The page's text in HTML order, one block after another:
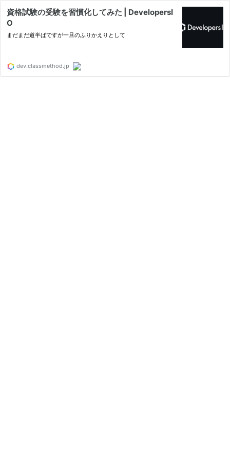
資格試験の受験を習慣化してみた | DevelopersI
O
まだまだ道半ばですが一旦のふりかえりとして
dev.classmethod.jp